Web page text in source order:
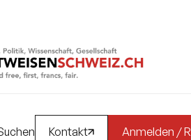
Kontakt Anmelden /